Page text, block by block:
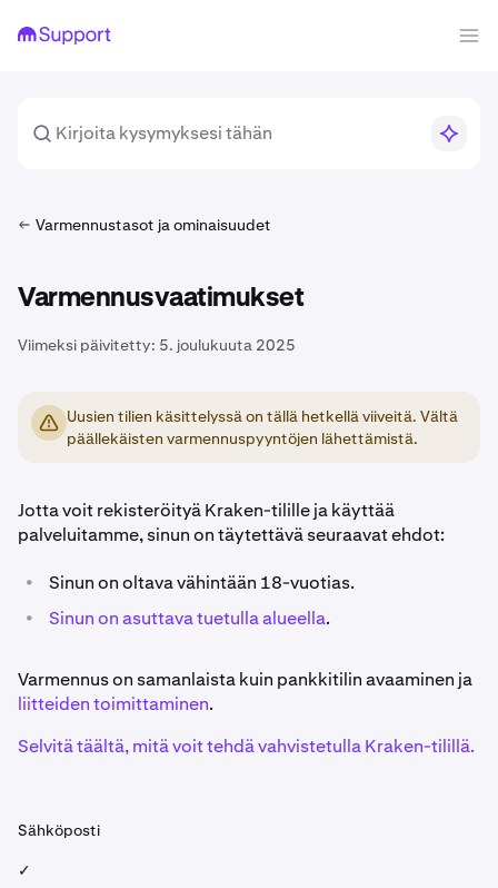
Varmennustasot ja ominaisuudet
Varmennusvaatimukset
Viimeksi päivitetty: 5. joulukuuta 2025
Uusien tilien käsittelyssä on tällä hetkellä viiveitä. Vältä
päällekäisten varmennuspyyntöjen lähettämistä.
Jotta voit rekisteröityä Kraken-tilille ja käyttää
palveluitamme, sinun on täytettävä seuraavat ehdot:
• Sinun on oltava vähintään 18-vuotias.
• Sinun on asuttava tuetulla alueella.
Varmennus on samanlaista kuin pankkitilin avaaminen ja
liitteiden toimittaminen.
Selvitä täältä, mitä voit tehdä vahvistetulla Kraken-tilillä.
Sähköposti
✓